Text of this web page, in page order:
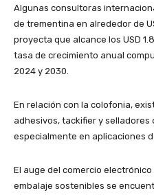
Algunas consultoras
de trementina en alrededor de
proyecta que alcance los USD
tasa de crecimiento anual
2024 y 2030.
En relación con la colofonia,
adhesivos, tackifier y selladores
especialmente en aplicaciones
El auge del comercio
embalaje sostenibles se